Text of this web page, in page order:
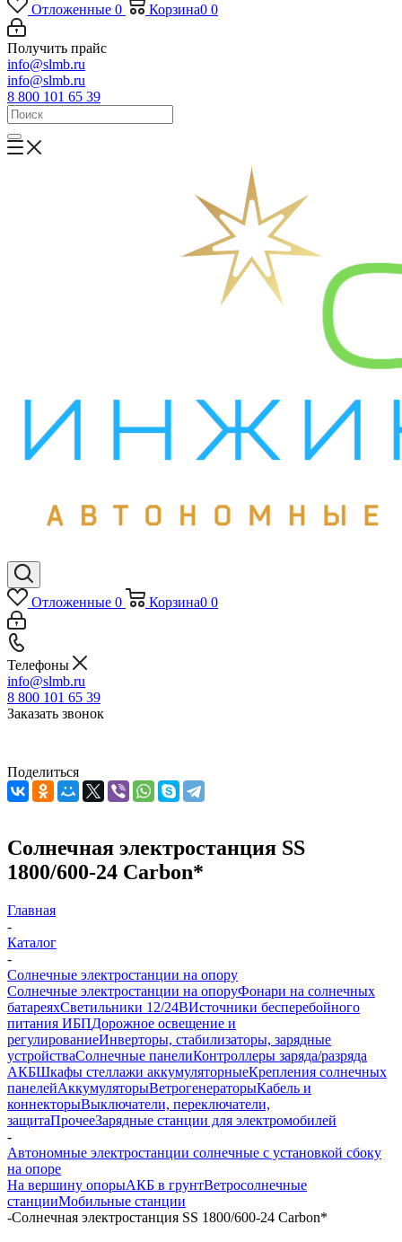
Отложенные 0 Корзина0 0
Получить прайс
info@slmb.ru
info@slmb.ru
8 800 101 65 39
Отложенные 0 Корзина0 0
Телефоны
info@slmb.ru
8 800 101 65 39
Заказать звонок
Поделиться
Солнечная электростанция SS
1800/600-24 Carbon*
Главная
-
Каталог
-
Солнечные электростанции на опору
Солнечные электростанции на опоруФонари на солнечных
батареяхСветильники 12/24ВИсточники бесперебойного
питания ИБПДорожное освещение и
регулированиеИнверторы, стабилизаторы, зарядные
устройстваСолнечные панелиКонтроллеры заряда/разряда
АКБШкафы стеллажи аккумуляторныеКрепления солнечных
панелейАккумуляторыВетрогенераторыКабель и
коннекторыВыключатели, переключатели,
защитаПрочееЗарядные станции для электромобилей
-
Автономные электростанции солнечные с установкой сбоку
на опоре
На вершину опорыАКБ в грунтВетросолнечные
станцииМобильные станции
-Солнечная электростанция SS 1800/600-24 Carbon*